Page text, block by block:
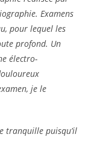
Examens
pour lequel les
profond. Un
électro-
je le
tranquille puisqu’il